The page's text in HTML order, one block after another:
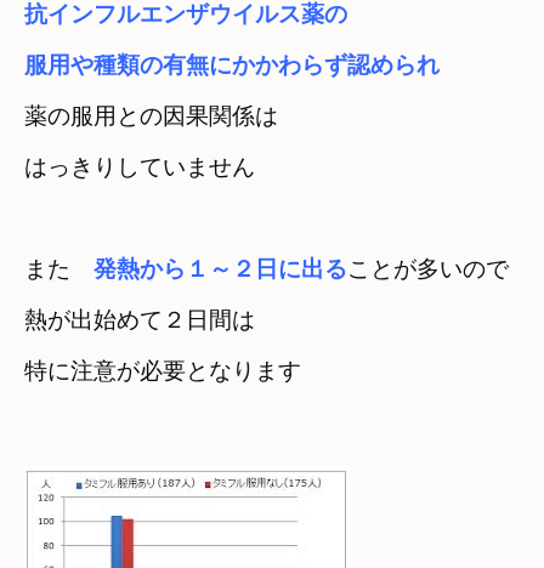
抗インフルエンザウイルス薬の
服用や種類の有無にかかわらず認められ
薬の服用との因果関係は
はっきりしていません
また 発熱から１～２日に出ることが多いので
熱が出始めて２日間は
特に注意が必要となります